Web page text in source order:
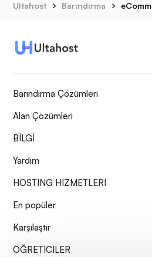
Ultahost Barındırma
Barındırma Çözümleri
Alan Çözümleri
BİLGİ
Yardım
HOSTING HİZMETLERİ
En popüler
Karşılaştır
ÖĞRETİCİLER